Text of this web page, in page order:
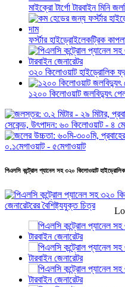
মাইক্রো টার্গো টারবাইন মিনি
ফর্স্টার হাইড্রোইলেকট্রিক
৩২০ কিলোওয়াট হাইড্রোলিক
১২০০ কিলোওয়াট জলবিদ্যুৎ
পিএলসি কন্ট্রোল প্যানেল সহ ৩২০ কিলোওয়াট হাইড্রোলিক